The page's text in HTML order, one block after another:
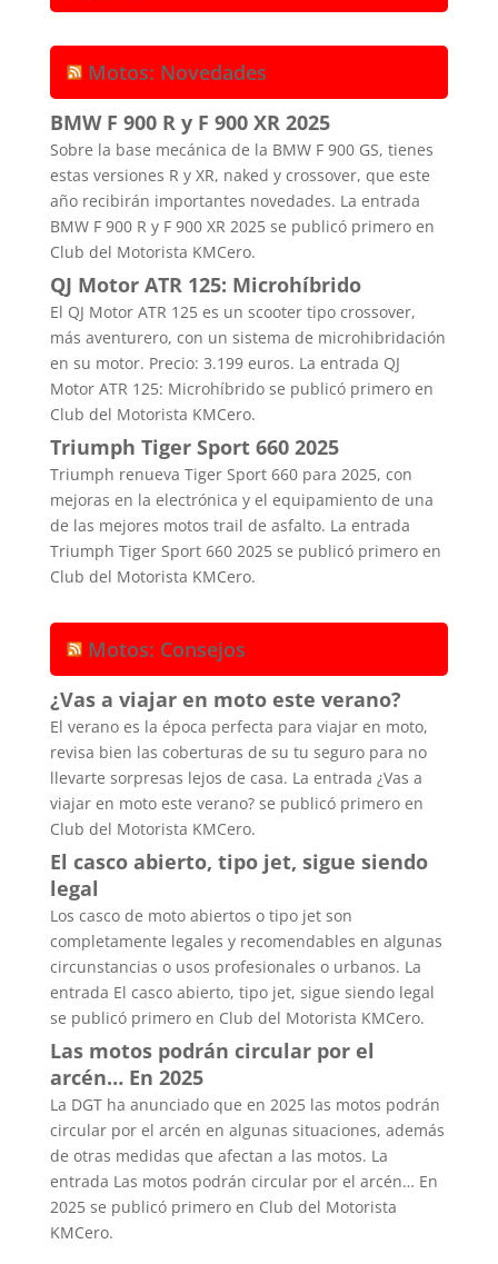
Motos: Novedades
BMW F 900 R y F 900 XR 2025
Sobre la base mecánica de la BMW F 900 GS, tienes
estas versiones R y XR, naked y crossover, que este
año recibirán importantes novedades. La entrada
BMW F 900 R y F 900 XR 2025 se publicó primero en
Club del Motorista KMCero.
QJ Motor ATR 125: Microhíbrido
El QJ Motor ATR 125 es un scooter tipo crossover,
más aventurero, con un sistema de microhibridación
en su motor. Precio: 3.199 euros. La entrada QJ
Motor ATR 125: Microhíbrido se publicó primero en
Club del Motorista KMCero.
Triumph Tiger Sport 660 2025
Triumph renueva Tiger Sport 660 para 2025, con
mejoras en la electrónica y el equipamiento de una
de las mejores motos trail de asfalto. La entrada
Triumph Tiger Sport 660 2025 se publicó primero en
Club del Motorista KMCero.
Motos: Consejos
¿Vas a viajar en moto este verano?
El verano es la época perfecta para viajar en moto,
revisa bien las coberturas de su tu seguro para no
llevarte sorpresas lejos de casa. La entrada ¿Vas a
viajar en moto este verano? se publicó primero en
Club del Motorista KMCero.
El casco abierto, tipo jet, sigue siendo
legal
Los casco de moto abiertos o tipo jet son
completamente legales y recomendables en algunas
circunstancias o usos profesionales o urbanos. La
entrada El casco abierto, tipo jet, sigue siendo legal
se publicó primero en Club del Motorista KMCero.
Las motos podrán circular por el
arcén… En 2025
La DGT ha anunciado que en 2025 las motos podrán
circular por el arcén en algunas situaciones, además
de otras medidas que afectan a las motos. La
entrada Las motos podrán circular por el arcén… En
2025 se publicó primero en Club del Motorista
KMCero.